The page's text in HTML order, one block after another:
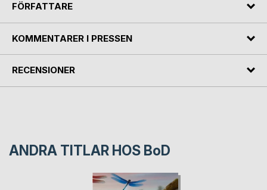
FÖRFATTARE
KOMMENTARER I PRESSEN
RECENSIONER
ANDRA TITLAR HOS BoD